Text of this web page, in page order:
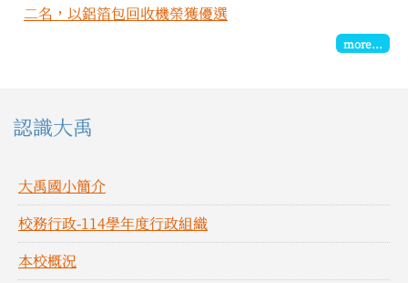
二名，以鋁箔包回收機榮獲優選
more...
左邊區域內容
認識大禹
大禹國小簡介
校務行政-114學年度行政組織
本校概況